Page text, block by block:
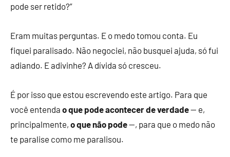
pode ser retido?”
Eram muitas perguntas. E o medo tomou conta. Eu
fiquei paralisado. Não negociei, não busquei ajuda, só fui
adiando. E adivinhe? A dívida só cresceu.
É por isso que estou escrevendo este artigo. Para que
você entenda o que pode acontecer de verdade— e,
principalmente, o que não pode—, para que o medo não
te paralise como me paralisou.